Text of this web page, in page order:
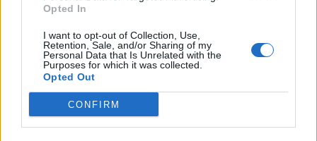
Opted In
I want to opt-out of Collection, Use,
Retention, Sale, and/or Sharing of my
Personal Data that Is Unrelated with the
Purposes for which it was collected.
Opted Out
CONFIRM
Πρωινή